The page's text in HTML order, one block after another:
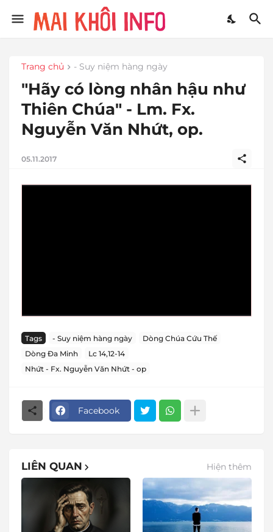
Trang chủ - Suy niệm hàng ngày
"Hãy có lòng nhân hậu như
Thiên Chúa" - Lm. Fx.
Nguyễn Văn Nhứt, op.
05.11.2017
Tags - Suy niệm hàng ngày
Dòng Chúa Cứu Thế
Dòng Đa Minh
Lc 14,12-14
Nhứt - Fx. Nguyễn Văn Nhứt - op
Facebook
LIÊN QUAN Hiện thêm